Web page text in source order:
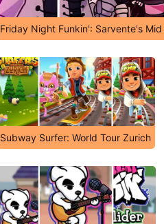
Friday Night Funkin': Sarvente's
Subway Surfer: World Tour Zurich